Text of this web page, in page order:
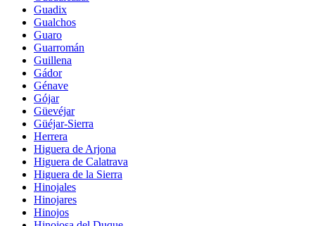
Guadix
Gualchos
Guaro
Guarromán
Guillena
Gádor
Génave
Gójar
Güevéjar
Güéjar-Sierra
Herrera
Higuera de Arjona
Higuera de Calatrava
Higuera de la Sierra
Hinojales
Hinojares
Hinojos